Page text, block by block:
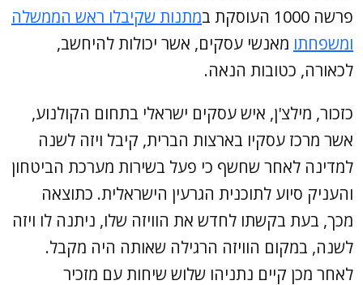
פרשה 1000 העוסקת ב
מתנות שקיבלו ראש הממשלה
ומשפחתו מאנשי עסקים, אשר יכולות להיחשב,
לכאורה, כטובות הנאה.
כזכור, מילצ'ן, איש עסקים ישראלי בתחום הקולנוע,
אשר מרכז עסקיו בארצות הברית, קיבל ויזה לשנה
למדינה לאחר שחשף כי פעל בשירות מערכת הביטחון
והעניק סיוע לתוכנית הגרעין הישראלית. כתוצאה
מכך, בעת בקשתו לחדש את הוויזה שלו, ניתנה לו ויזה
לשנה, במקום הוויזה הרגילה שאותה היה מקבל.
לאחר מכן קיים נתניהו שלוש שיחות עם מזכיר